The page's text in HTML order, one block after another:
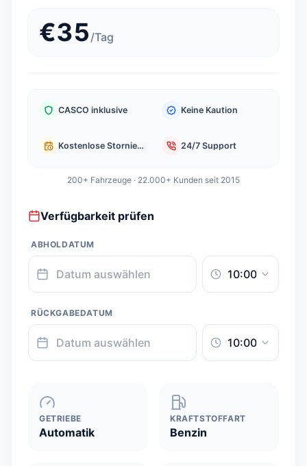
€35 /Tag
CASCO inklusive Keine Kaution
Kostenlose Stornierung 24/7 Support
200+ Fahrzeuge · 22.000+ Kunden seit 2015
Verfügbarkeit prüfen
ABHOLDATUM
RÜCKGABEDATUM
GETRIEBE
Automatik
KRAFTSTOFFART
Benzin